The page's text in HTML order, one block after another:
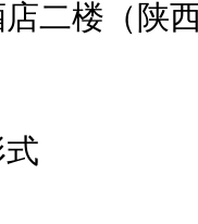
楼（陕西